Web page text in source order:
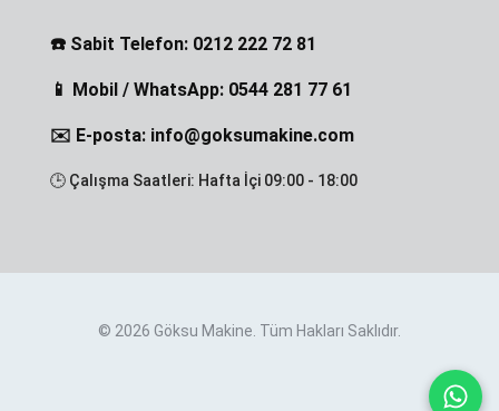
☎️ Sabit Telefon: 0212 222 72 81
📱 Mobil / WhatsApp: 0544 281 77 61
✉️ E-posta: info@goksumakine.com
🕒 Çalışma Saatleri: Hafta İçi 09:00 - 18:00